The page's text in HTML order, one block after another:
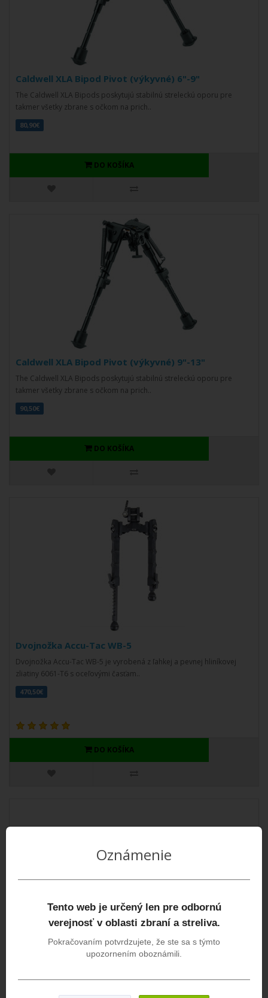
Caldwell XLA Bipod Pivot (výkyvné) 6"-9"
The Caldwell XLA Bipods poskytujú stabilnú streleckú oporu pre
takmer všetky zbrane s očkom na prich..
80,90€
DO KOŠÍKA
Caldwell XLA Bipod Pivot (výkyvné) 9"-13"
The Caldwell XLA Bipods poskytujú stabilnú streleckú oporu pre
takmer všetky zbrane s očkom na prich..
90,50€
DO KOŠÍKA
Dvojnožka Accu-Tac WB-5
Dvojnožka Accu-Tac WB-5 je vyrobená z ľahkej a pevnej hliníkovej
zliatiny 6061-T6 s oceľovými časťam..
470,50€
DO KOŠÍKA
Dvojnožka Fab Defense Spike FX pevná
Oznámenie
Tento web je určený len pre odbornú
verejnosť v oblasti zbraní a streliva.
Pokračovaním potvrdzujete, že ste sa s týmto
upozornením oboznámili.